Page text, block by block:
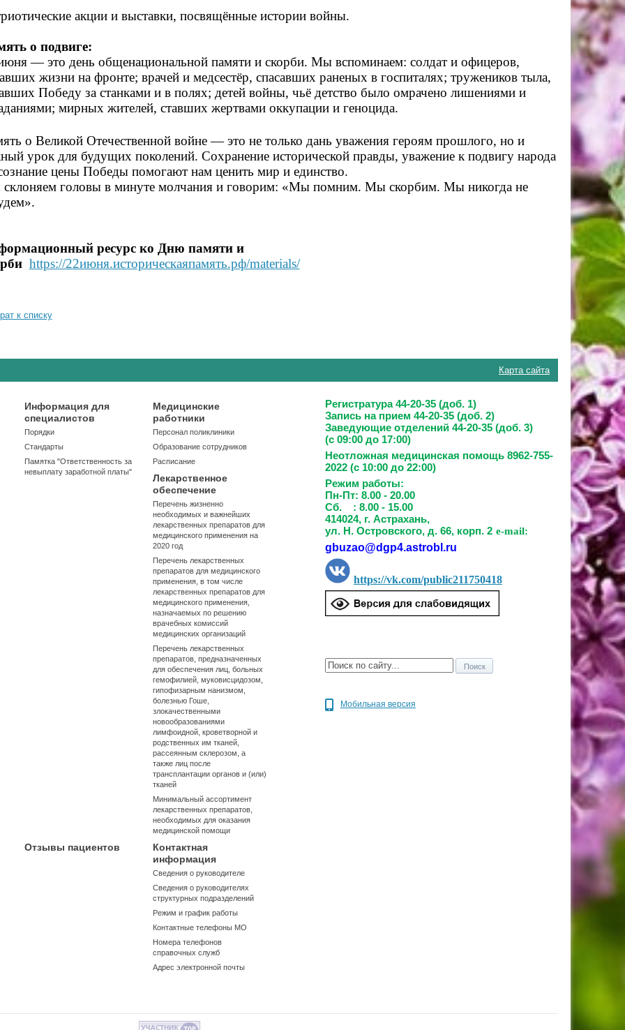
акции и выставки, посвящённые истории войны.
о подвиге:
— это день общенациональной памяти и скорби. Мы вспоминаем: солдат и офицеров,
жизни на фронте; врачей и медсестёр, спасавших раненых в госпиталях; тружеников тыла,
Победу за станками и в полях; детей войны, чьё детство было омрачено лишениями и
мирных жителей, ставших жертвами оккупации и геноцида.
о Великой Отечественной войне — это не только дань уважения героям прошлого, но и
урок для будущих поколений. Сохранение исторической правды, уважение к подвигу народа
цены Победы помогают нам ценить мир и единство.
головы в минуте молчания и говорим: «Мы помним. Мы скорбим. Мы никогда не
ресурс ко Дню памяти и
https://22июня.историческаяпамять.рф/materials/
к списку
Карта сайта
Регистратура 44-20-35 (доб. 1)
Запись на прием 44-20-35 (доб. 2)
Заведующие отделений 44-20-35 (доб. 3)
(с 09:00 до 17:00)
Неотложная медицинская помощь 8962-755-
2022 (с 10:00 до 22:00)
Режим работы:
Пн-Пт: 8.00 - 20.00
Сб. : 8.00 - 15.00
414024, г. Астрахань,
ул. Н. Островского, д. 66, корп. 2 e-mail:
gbuzao@dgp4.astrobl.ru
https://vk.com/public211750418
Мобильная версия
Информация для
специалистов
Порядки
Стандарты
Памятка "Ответственность за
невыплату заработной платы"
Медицинские
работники
Персонал поликлиники
Образование сотрудников
Расписание
Лекарственное
обеспечение
Перечень жизненно
необходимых и важнейших
лекарственных препаратов для
медицинского применения на
2020 год
Перечень лекарственных
препаратов для медицинского
применения, в том числе
лекарственных препаратов для
медицинского применения,
назначаемых по решению
врачебных комиссий
медицинских организаций
Перечень лекарственных
препаратов, предназначенных
для обеспечения лиц, больных
гемофилией, муковисцидозом,
гипофизарным нанизмом,
болезнью Гоше,
злокачественными
новообразованиями
лимфоидной, кроветворной и
родственных им тканей,
рассеянным склерозом, а
также лиц после
трансплантации органов и (или)
тканей
Минимальный ассортимент
лекарственных препаратов,
необходимых для оказания
медицинской помощи
Отзывы пациентов
Контактная
информация
Сведения о руководителе
Сведения о руководителях
структурных подразделений
Режим и график работы
Контактные телефоны МО
Номера телефонов
справочных служб
Адрес электронной почты